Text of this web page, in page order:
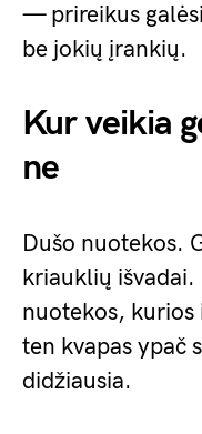
— prireikus
be jokių įrankių.
Kur veikia
ne
Dušo nuotekos.
kriauklių
nuotekos,
ten kvapas ypač
didžiausia.